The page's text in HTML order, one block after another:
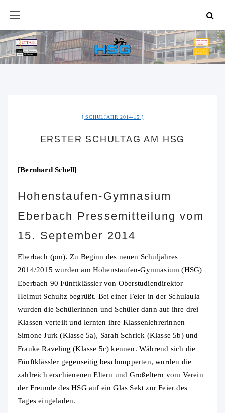
SCHULJAHR 2014-15
ERSTER SCHULTAG AM HSG
[Bernhard Schell]
Hohenstaufen-Gymnasium
Eberbach Pressemitteilung vom
15. September 2014
Eberbach (pm). Zu Beginn des neuen Schuljahres
2014/2015 wurden am Hohenstaufen-Gymnasium (HSG)
Eberbach 90 Fünftklässler von Oberstudiendirektor
Helmut Schultz begrüßt. Bei einer Feier in der Schulaula
wurden die Schülerinnen und Schüler dann auf ihre drei
Klassen verteilt und lernten ihre Klassenlehrerinnen
Simone Jurk (Klasse 5a), Sarah Schrick (Klasse 5b) und
Frauke Raveling (Klasse 5c) kennen. Während sich die
Fünftklässler gegenseitig beschnupperten, wurden die
zahlreich erschienenen Eltern und Großeltern vom Verein
der Freunde des HSG auf ein Glas Sekt zur Feier des
Tages eingeladen.